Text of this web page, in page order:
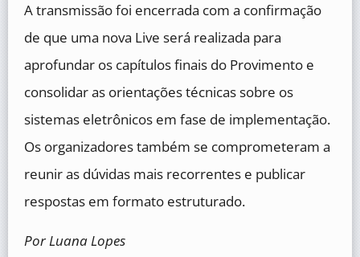
A transmissão foi encerrada com a confirmação
de que uma nova Live será realizada para
aprofundar os capítulos finais do Provimento e
consolidar as orientações técnicas sobre os
sistemas eletrônicos em fase de implementação.
Os organizadores também se comprometeram a
reunir as dúvidas mais recorrentes e publicar
respostas em formato estruturado.
Por Luana Lopes